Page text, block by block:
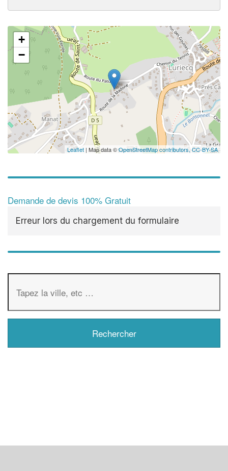
+
−
Leaflet | Map data ©OpenStreetMap contributors,CC-BY-SA
Demande de devis 100% Gratuit
Erreur lors du chargement du formulaire